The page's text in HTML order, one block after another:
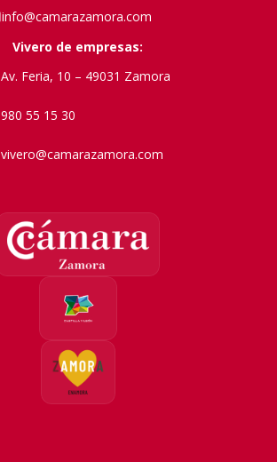
info@camarazamora.com
Vivero de empresas:
Av. Feria, 10 – 49031 Zamora
980 55 15 30
vivero@camarazamora.com